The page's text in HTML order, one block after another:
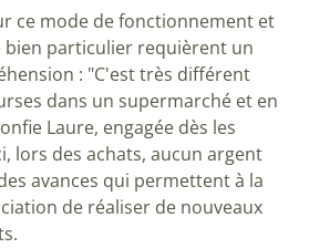
ce mode de fonctionnement et
particulier requièrent un
: "C'est très différent
dans un supermarché et en
Laure, engagée dès les
lors des achats, aucun argent
avances qui permettent à la
de réaliser de nouveaux